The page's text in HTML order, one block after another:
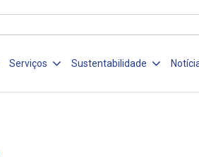
Serviços Sustentabilidade